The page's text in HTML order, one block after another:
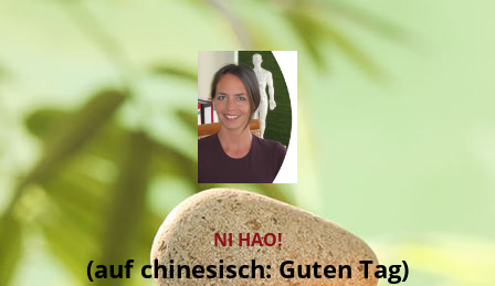
NI HAO!
(auf chinesisch: Guten Tag)